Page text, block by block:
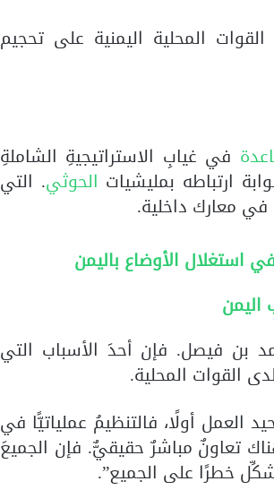
المحلية اليمنية على تحجيم
في غيابِ الاستراتيجيةِ الشاملةِ
ارتباطه بمليشيات الحوثي. التي
في معارك داخلية.
استغلال الأوضاع باليمن
بن فيصل. فإن أحدَ الأسباب التي
القوات المحلية.
العمل أولًا، فالتنظيمُ عملياتيًّا في
تعاونٌ مباشرٌ حقيقيٌّ. فإن الجميعَ
خطرًا على الجميع”.